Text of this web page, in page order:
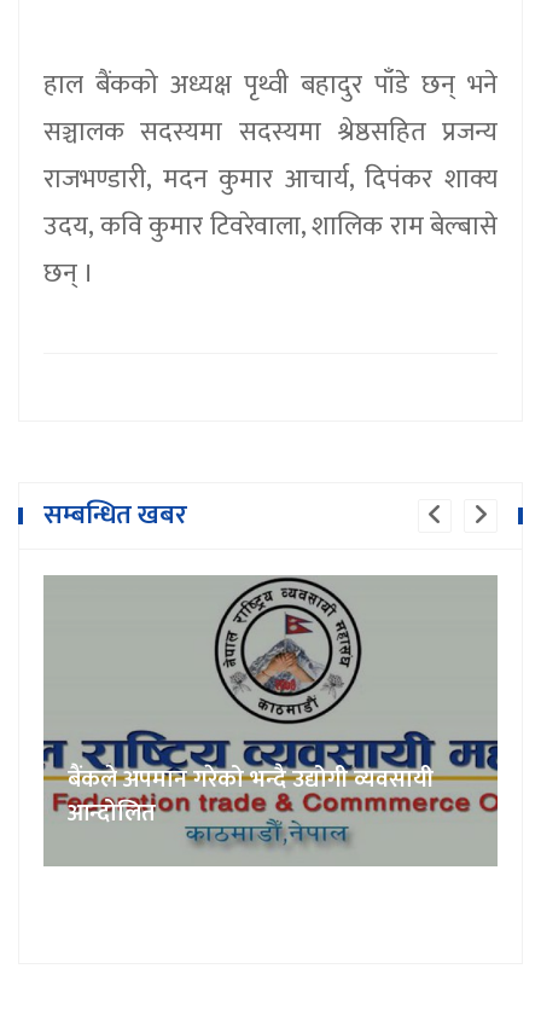
हाल बैंकको अध्यक्ष पृथ्वी बहादुर पाँडे छन् भने
सञ्चालक सदस्यमा सदस्यमा श्रेष्ठसहित प्रजन्य
राजभण्डारी, मदन कुमार आचार्य, दिपंकर शाक्य
उदय, कवि कुमार टिवरेवाला, शालिक राम बेल्बासे
छन् ।
सम्बन्धित खबर
बैंकले अपमान गरेको भन्दै उद्योगी व्यवसायी
आन्दोलित